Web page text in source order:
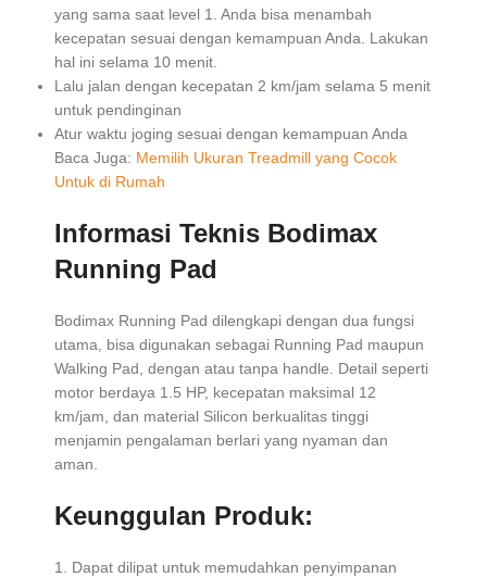
yang sama saat level 1. Anda bisa menambah
kecepatan sesuai dengan kemampuan Anda. Lakukan
hal ini selama 10 menit.
Lalu jalan dengan kecepatan 2 km/jam selama 5 menit
untuk pendinginan
Atur waktu joging sesuai dengan kemampuan Anda
Baca Juga: Memilih Ukuran Treadmill yang Cocok
Untuk di Rumah
Informasi Teknis Bodimax
Running Pad
Bodimax Running Pad dilengkapi dengan dua fungsi
utama, bisa digunakan sebagai Running Pad maupun
Walking Pad, dengan atau tanpa handle. Detail seperti
motor berdaya 1.5 HP, kecepatan maksimal 12
km/jam, dan material Silicon berkualitas tinggi
menjamin pengalaman berlari yang nyaman dan
aman.
Keunggulan Produk:
1. Dapat dilipat untuk memudahkan penyimpanan